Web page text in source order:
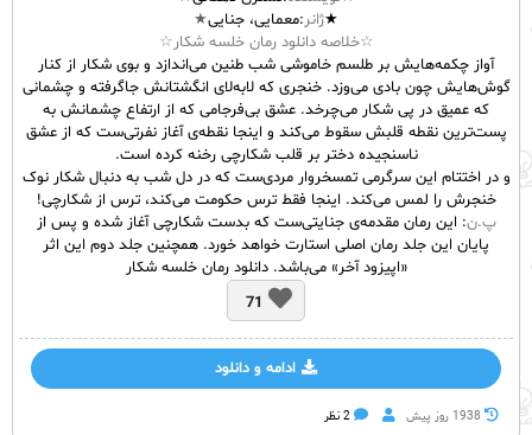
★ژانر:معمایی، جنایی★
☆خلاصه دانلود رمان خلسه شکار☆
آواز چکمه‌هایش بر طلسم خاموشی شب طنین می‌اندازد و بوی شکار از کنار
گوش‌هایش چون بادی می‌وزد. خنجری که لابه‌لای انگشتانش جاگرفته و چشمانی
که عمیق در پی شکار می‌چرخد. عشق بی‌فرجامی که از ارتفاع چشمانش به
پست‌ترین نقطه قلبش سقوط می‌کند و اینجا نقطه‌ی آغاز نفرتی‌ست که از عشق
ناسنجیده دختر بر قلب شکارچی رخنه کرده است.
و در اختتام این سرگرمی تمسخروار مردی‌ست که در دل شب به دنبال شکار نوک
خنجرش را لمس می‌کند. اینجا فقط ترس حکومت می‌کند، ترس از شکارچی!
پ.ن: این رمان مقدمه‌ی جنایتی‌ست که بدست شکارچی آغاز شده و پس از
پایان این جلد رمان اصلی استارت خواهد خورد. همچنین جلد دوم این اثر
«اپیزود آخر» می‌باشد. دانلود رمان خلسه شکار
71
ادامه و دانلود
1938 روز پيش 2 نظر